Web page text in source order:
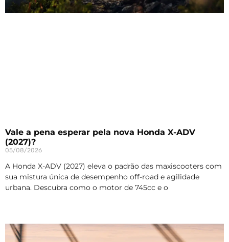
Vale a pena esperar pela nova Honda X-ADV
(2027)?
05/08/2026
A Honda X-ADV (2027) eleva o padrão das maxiscooters com
sua mistura única de desempenho off-road e agilidade
urbana. Descubra como o motor de 745cc e o